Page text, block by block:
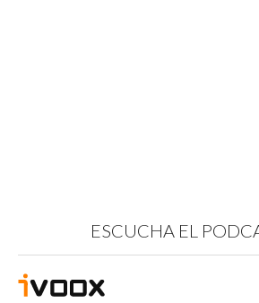
ESCUCHA EL